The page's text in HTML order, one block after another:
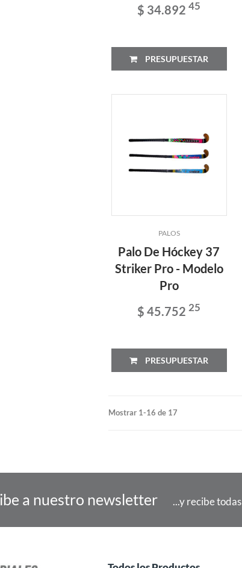
$ 34.89245
PRESUPUESTAR
PALOS
Palo De Hóckey 37
Striker Pro - Modelo
Pro
$ 45.75225
PRESUPUESTAR
Mostrar 1-16 de 17
a nuestro newsletter ...y recibe todas